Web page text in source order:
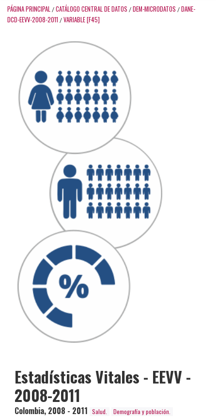
PÁGINA PRINCIPAL / CATÁLOGO CENTRAL DE DATOS / DEM-MICRODATOS / DANE-
DCD-EEVV-2008-2011 / VARIABLE [F45]
Estadísticas Vitales - EEVV -
2008-2011
Colombia, 2008 - 2011 Salud.
Demografía y población.